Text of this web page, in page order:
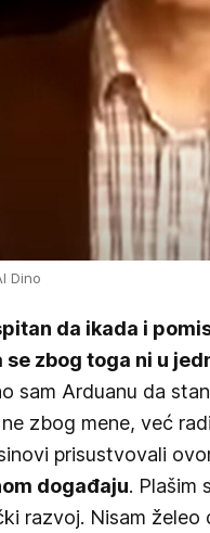
Dino
da ikada i
se zbog toga ni u
sam Arduanu da
zbog mene, već
prisustvovali
događaju. Plašim
razvoj. Nisam želeo